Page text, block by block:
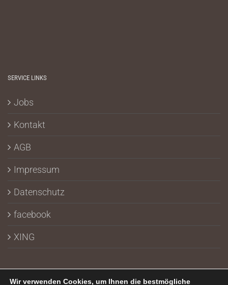
SERVICE LINKS
Jobs
Kontakt
AGB
Impressum
Datenschutz
facebook
XING
Wir verwenden Cookies, um Ihnen die bestmögliche